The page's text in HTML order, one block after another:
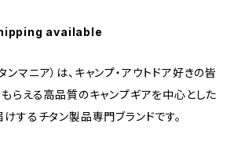
available
マニア）は、キャンプ・アウトドア好きの皆
らえる高品質のキャンプギアを中心とした
するチタン製品専門ブランドです。